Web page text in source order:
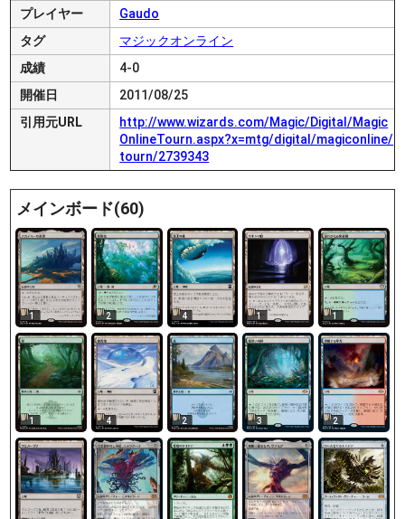
プレイヤー
Gaudo
タグ
マジックオンライン
成績
4-0
開催日
2011/08/25
引用元URL
http://www.wizards.com/Magic/Digital/Magic
OnlineTourn.aspx?x=mtg/digital/magiconline/
tourn/2739343
メインボード(60)
1 2 4 1 1
1 4 2 3 2